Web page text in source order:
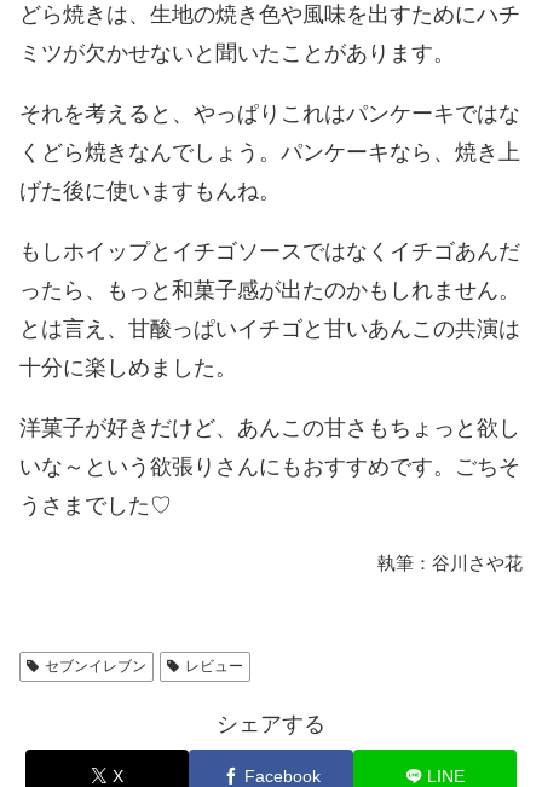
どら焼きは、生地の焼き色や風味を出すためにハチ
ミツが欠かせないと聞いたことがあります。
それを考えると、やっぱりこれはパンケーキではな
くどら焼きなんでしょう。パンケーキなら、焼き上
げた後に使いますもんね。
もしホイップとイチゴソースではなくイチゴあんだ
ったら、もっと和菓子感が出たのかもしれません。
とは言え、甘酸っぱいイチゴと甘いあんこの共演は
十分に楽しめました。
洋菓子が好きだけど、あんこの甘さもちょっと欲し
いな～という欲張りさんにもおすすめです。ごちそ
うさまでした♡
執筆：谷川さや花
セブンイレブン レビュー
シェアする
X Facebook LINE